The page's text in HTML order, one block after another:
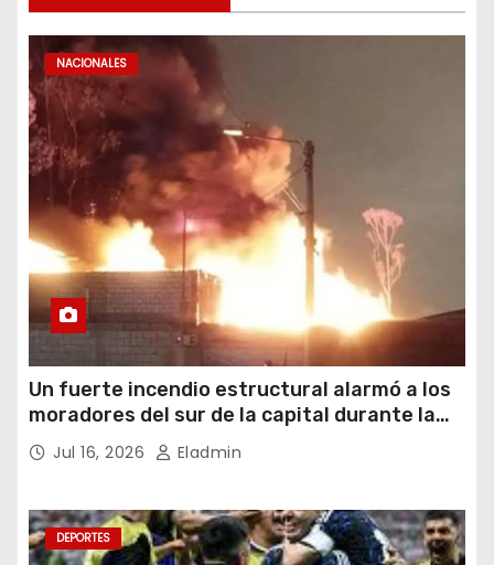
NACIONALES
Un fuerte incendio estructural alarmó a los
moradores del sur de la capital durante la
noche del miércoles 15 de julio de 2026
Jul 16, 2026 Eladmin
DEPORTES